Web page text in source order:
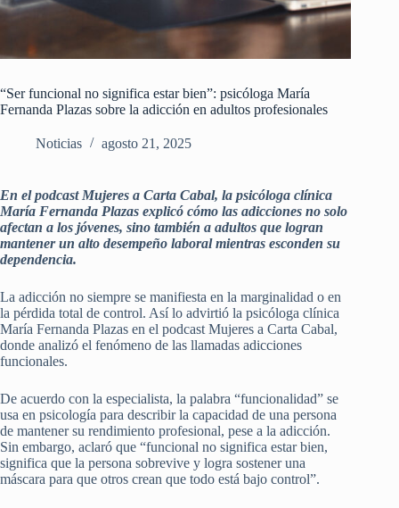
“Ser funcional no significa estar bien”: psicóloga María
Fernanda Plazas sobre la adicción en adultos profesionales
Noticias agosto 21, 2025
En el podcast Mujeres a Carta Cabal, la psicóloga clínica
María Fernanda Plazas explicó cómo las adicciones no solo
afectan a los jóvenes, sino también a adultos que logran
mantener un alto desempeño laboral mientras esconden su
dependencia.
La adicción no siempre se manifiesta en la marginalidad o en
la pérdida total de control. Así lo advirtió la psicóloga clínica
María Fernanda Plazas en el podcast Mujeres a Carta Cabal,
donde analizó el fenómeno de las llamadas adicciones
funcionales.
De acuerdo con la especialista, la palabra “funcionalidad” se
usa en psicología para describir la capacidad de una persona
de mantener su rendimiento profesional, pese a la adicción.
Sin embargo, aclaró que “funcional no significa estar bien,
significa que la persona sobrevive y logra sostener una
máscara para que otros crean que todo está bajo control”.